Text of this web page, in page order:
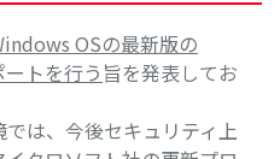
OSの最新版の
トを行う 旨を発表してお
は、今後セキュリティ上